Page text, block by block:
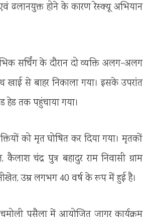
ढलानयुक्त होने के कारण रेस्क्यू अभियान
सर्चिंग के दौरान दो व्यक्ति अलग-अलग
खाई से बाहर निकाला गया। इसके उपरांत
हेड तक पहुंचाया गया।
को मृत घोषित कर दिया गया। मृतकों
चंद्र पुत्र बहादुर राम निवासी ग्राम
उम्र लगभग 40 वर्ष के रूप में हुई है।